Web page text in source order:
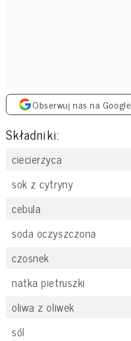
Obserwuj nas na Google
Składniki:
ciecierzyca
sok z cytryny
cebula
soda oczyszczona
czosnek
natka pietruszki
oliwa z oliwek
sól